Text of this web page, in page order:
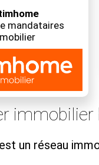
mandataires
un réseau